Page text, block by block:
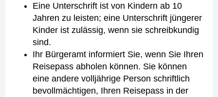
Eine Unterschrift ist von Kindern ab 10
Jahren zu leisten; eine Unterschrift jüngerer
Kinder ist zulässig, wenn sie schreibkundig
sind.
Ihr Bürgeramt informiert Sie, wenn Sie Ihren
Reisepass abholen können. Sie können
eine andere volljährige Person schriftlich
bevollmächtigen, Ihren Reisepass in der